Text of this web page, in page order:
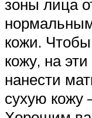
зоны лица
кожи.
кожу, на
нанести
сухую кожу